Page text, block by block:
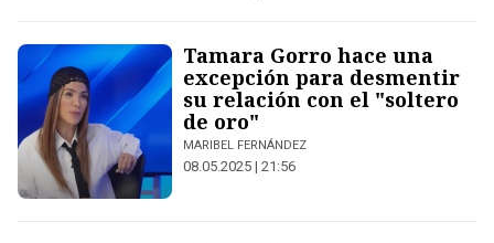
Tamara Gorro hace una
excepción para desmentir
su relación con el "soltero
de oro"
MARIBEL FERNÁNDEZ
08.05.2025 | 21:56